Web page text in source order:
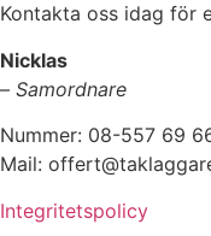
Kontakta oss idag för
Nicklas
– Samordnare
Nummer: 08-557 69
Mail:
Integritetspolicy